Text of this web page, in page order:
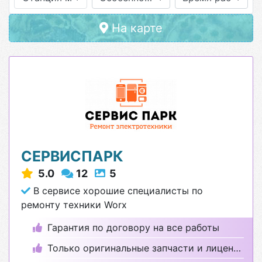
На карте
СЕРВИСПАРК
5.0 12 5
В сервисе хорошие специалисты по
ремонту техники Worx
Гарантия по договору на все работы
Только оригинальные запчасти и лицензионные программы